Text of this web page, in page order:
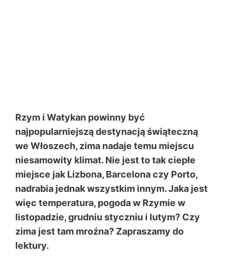
Rzym i Watykan powinny być
najpopularniejszą destynacją świąteczną
we Włoszech, zima nadaje temu miejscu
niesamowity klimat. Nie jest to tak ciepłe
miejsce jak Lizbona, Barcelona czy Porto,
nadrabia jednak wszystkim innym. Jaka jest
więc temperatura, pogoda w Rzymie w
listopadzie, grudniu styczniu i lutym? Czy
zima jest tam mroźna? Zapraszamy do
lektury.